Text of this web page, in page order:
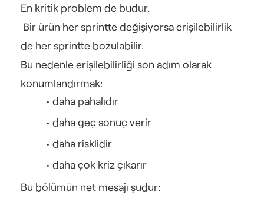
En kritik problem de budur.
de her sprintte bozulabilir.
Bu nedenle erişilebilirliği son adım olarak
konumlandırmak:
daha pahalıdır
daha geç sonuç verir
daha risklidir
daha çok kriz çıkarır
Bu bölümün net mesajı şudur: